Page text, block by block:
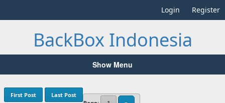
Login Register
BackBox Indonesia
Show Menu
First Post Last Post